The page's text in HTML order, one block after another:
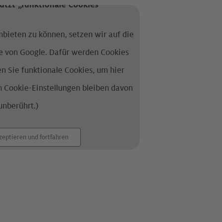
„funktionale Cookies“
zu können, setzen wir auf die
von Google. Dafür werden Cookies
Sie funktionale Cookies, um hier
Einstellungen bleiben davon
und fortfahren